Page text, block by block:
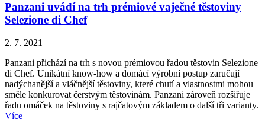
Panzani uvádí na trh prémiové vaječné těstoviny
Selezione di Chef
2. 7. 2021
Panzani přichází na trh s novou prémiovou řadou těstovin Selezione
di Chef. Unikátní know-how a domácí výrobní postup zaručují
nadýchanější a vláčnější těstoviny, které chutí a vlastnostmi mohou
směle konkurovat čerstvým těstovinám. Panzani zároveň rozšiřuje
řadu omáček na těstoviny s rajčatovým základem o další tři varianty.
Více